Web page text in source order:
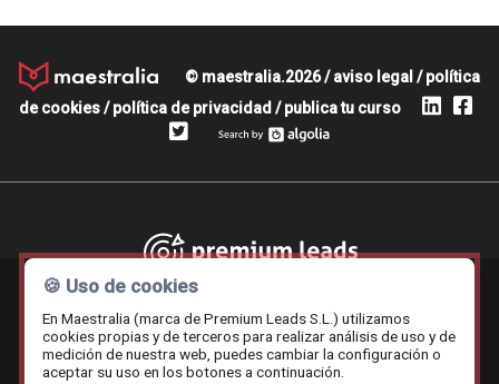
© maestralia.2026 /aviso legal /política
de cookies/política de privacidad /publica tu curso
Premium leads
Contratar.online Beemy.es
🍪 Uso de cookies
En Maestralia (marca de Premium Leads S.L.) utilizamos
cookies propias y de terceros para realizar análisis de uso y de
medición de nuestra web, puedes cambiar la configuración o
aceptar su uso en los botones a continuación.